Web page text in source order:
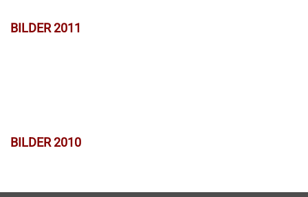
BILDER 2011
BILDER 2010